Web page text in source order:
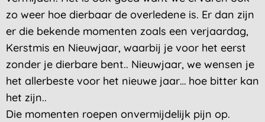
zo weer hoe dierbaar de overledene is. Er dan zijn
er die bekende momenten zoals een verjaardag,
Kerstmis en Nieuwjaar, waarbij je voor het eerst
zonder je dierbare bent.. Nieuwjaar, we wensen je
het allerbeste voor het nieuwe jaar… hoe bitter kan
het zijn..
Die momenten roepen onvermijdelijk pijn op.